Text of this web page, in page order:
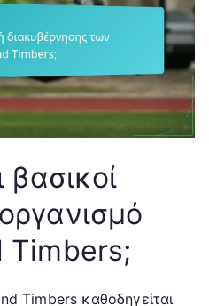
βασικοί
Timbers;
Timbers καθοδηγείται